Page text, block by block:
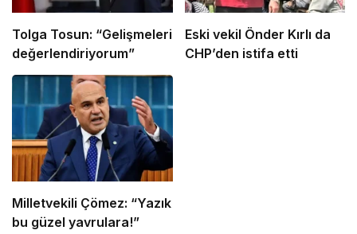
Tolga Tosun: “Gelişmeleri
değerlendiriyorum”
Eski vekil Önder Kırlı da
CHP’den istifa etti
Milletvekili Çömez: “Yazık
bu güzel yavrulara!”